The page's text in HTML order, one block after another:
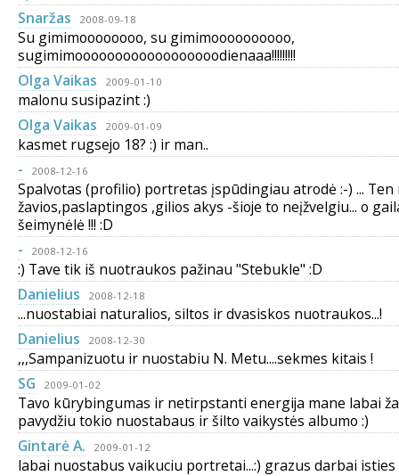
Snaržas
2008-09-18
Su gimimoooooooo, su gimimoooooooooo,
sugimimoooooooooooooooooodienaaa!!!!!!!!!
Olga Vaikas
2009-01-10
malonu susipazint :)
Olga Vaikas
2009-01-09
kasmet rugsejo 18? :) ir man..
-
2008-12-16
Spalvotas (profilio) portretas įspūdingiau atrodė :-) ... Ten
žavios,paslaptingos ,gilios akys -šioje to neįžvelgiu... o
šeimynėlė !!! :D
-
2008-12-16
:) Tave tik iš nuotraukos pažinau "Stebukle" :D
Danielius
2008-12-18
...nuostabiai naturalios, siltos ir dvasiskos nuotraukos...!
Danielius
2008-12-30
,,,Sampanizuotu ir nuostabiu N. Metu....sekmes kitais !
SG
2009-01-02
Tavo kūrybingumas ir netirpstanti energija mane labai
pavydžiu tokio nuostabaus ir šilto vaikystės albumo :)
Gintarė A.
2009-01-12
labai nuostabus vaikuciu portretai...:) grazus darbai isties